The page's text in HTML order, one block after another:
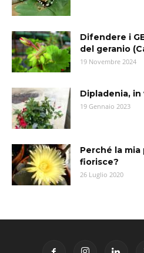
Difendere i
del geranio
19 Novembre 2024
Dipladenia,
19 Gennaio 2023
Perché la mia
fiorisce?
26 Luglio 2020